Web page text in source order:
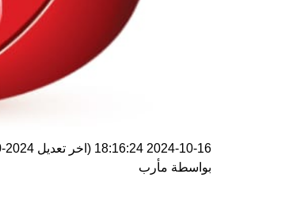
2024-10-16 18:16:24 (اخر تعديل 2024-10-16 18:16:24
بواسطة مأرب